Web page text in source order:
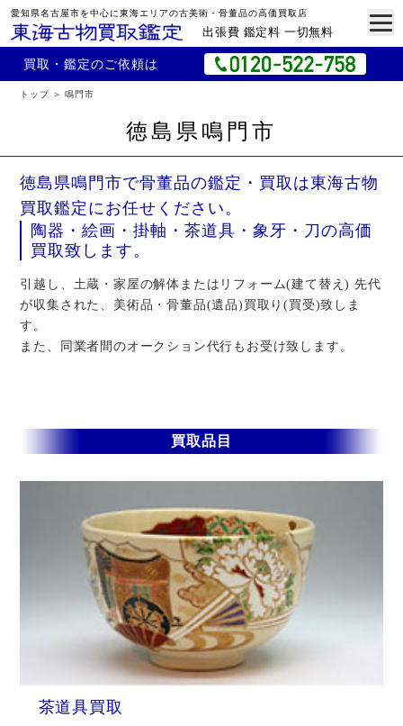
愛知県名古屋市を中心に東海エリアの古美術・骨董品の高価買取店
出張費 鑑定料 一切無料
買取・鑑定のご依頼は
トップ 鳴門市
徳島県鳴門市
徳島県鳴門市で骨董品の鑑定・買取は東海古物
買取鑑定にお任せください。
陶器・絵画・掛軸・茶道具・象牙・刀の高価
買取致します。
引越し、土蔵・家屋の解体またはリフォーム(建て替え) 先代
が収集された、美術品・骨董品(遺品)買取り(買受)致しま
す。
また、同業者間のオークション代行もお受け致します。
買取品目
茶道具買取